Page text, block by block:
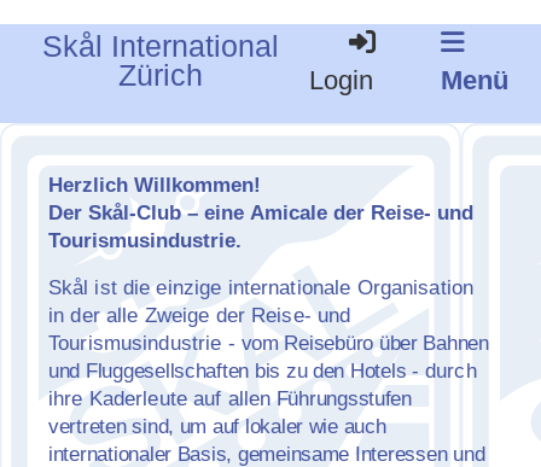
Skål International
Zürich
Login Menü
Herzlich Willkommen!
Der Skål-Club– eine Amicale der Reise- und
Tourismusindustrie.
Skål ist die einzige internationale Organisation
in der alle Zweige der Reise- und
Tourismusindustrie - vom Reisebüro über Bahnen
und Fluggesellschaften bis zu den Hotels-durch
ihre Kaderleute auf allen Führungsstufen
vertreten sind, um auf lokaler wie auch
internationaler Basis, gemeinsame Interessen und